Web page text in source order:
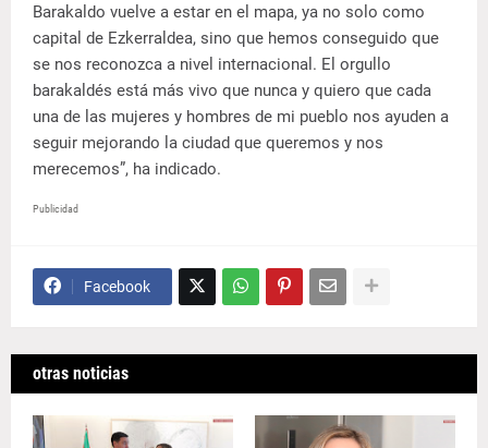
Barakaldo vuelve a estar en el mapa, ya no solo como
capital de Ezkerraldea, sino que hemos conseguido que
se nos reconozca a nivel internacional. El orgullo
barakaldés está más vivo que nunca y quiero que cada
una de las mujeres y hombres de mi pueblo nos ayuden a
seguir mejorando la ciudad que queremos y nos
merecemos”, ha indicado.
Publicidad
Facebook
otras noticias